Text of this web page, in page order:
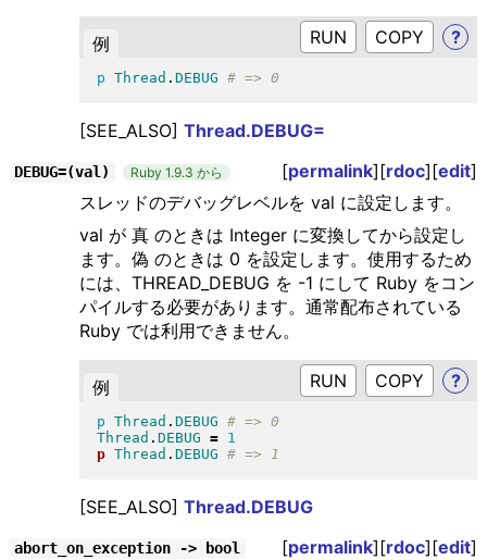
例 RUN ?
p Thread . DEBUG
[SEE_ALSO] Thread.DEBUG=
DEBUG=(val) Ruby 1.9.3 から [permalink][rdoc][edit]
スレッドのデバッグレベルを val に設定します。
val が 真 のときは Integer に変換してから設定し
ます。偽 のときは 0 を設定します。使用するため
には、THREAD_DEBUG を -1 にして Ruby をコン
パイルする必要があります。通常配布されている
Ruby では利用できません。
例 RUN ?
p Thread . DEBUG
Thread . DEBUG =
1
p Thread . DEBUG
[SEE_ALSO] Thread.DEBUG
abort_on_exception -> bool [permalink][rdoc][edit]